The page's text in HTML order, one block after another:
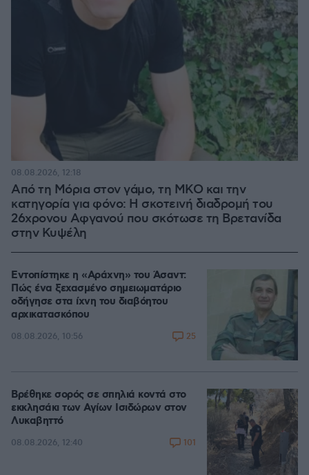
Από τη Μόρια στον γάμο, τη ΜΚΟ και την
κατηγορία για φόνο: Η σκοτεινή διαδρομή του
26χρονου Αφγανού που σκότωσε τη Βρετανίδα
στην Κυψέλη
08.08.2026, 12:18
Εντοπίστηκε η «Αράχνη» του Άσαντ:
Πώς ένα ξεχασμένο σημειωματάριο
οδήγησε στα ίχνη του διαβόητου
αρχικατασκόπου
08.08.2026, 10:56 25
Βρέθηκε σορός σε σπηλιά κοντά στο
εκκλησάκι των Αγίων Ισιδώρων στον
Λυκαβηττό
08.08.2026, 12:40 101